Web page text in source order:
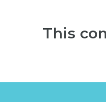
This